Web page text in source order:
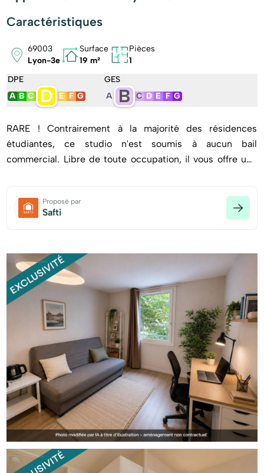
Caractéristiques
69003
Lyon-3e
Surface
19 m²
Pièces
1
DPE
A B C D E F G
GES
A
B C D E F G
RARE ! Contrairement à la majorité des résidences
étudiantes, ce studio n'est soumis à aucun bail
commercial. Libre de toute occupation, il vous offre une
À deux pas de la gare Part-Dieu, du métro Garibaldi et
supérieures et aux universités, ce studio de 18,5 m², situé
au 1er étage avec ascenseur d'une résidence de 1995
entretenue, est en excellent état. Il comprend une cuisine
équipée ouverte sur une agréable pièce de vie, une salle
d'eau avec WC et bénéficie d'une vue arborée, au calme.
Un investissement rare dans un secteur à forte demande
locative.
La résidence propose un stationnement libre en sous-sol
sécurisé.
Les + du bien :
- Résidence étudiante sans bail commercial, libre de
toute occupation
- Excellent état
- Vue sur cour arborée, au calme
Proposé par
Safti